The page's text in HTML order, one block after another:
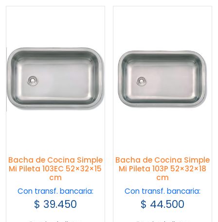
Bacha de Cocina Simple
Mi Pileta 103EC 52×32×15
cm
Con transf. bancaria:
$ 39.450
Bacha de Cocina Simple
Mi Pileta 103P 52×32×18
cm
Con transf. bancaria:
$ 44.500